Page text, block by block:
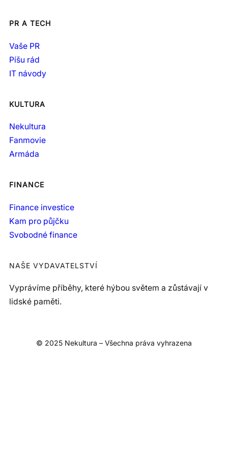
PR A TECH
Vaše PR
Píšu rád
IT návody
KULTURA
Nekultura
Fanmovie
Armáda
FINANCE
Finance investice
Kam pro půjčku
Svobodné finance
NAŠE VYDAVATELSTVÍ
Vyprávíme příběhy, které hýbou světem a zůstávají v
lidské paměti.
© 2025 Nekultura – Všechna práva vyhrazena